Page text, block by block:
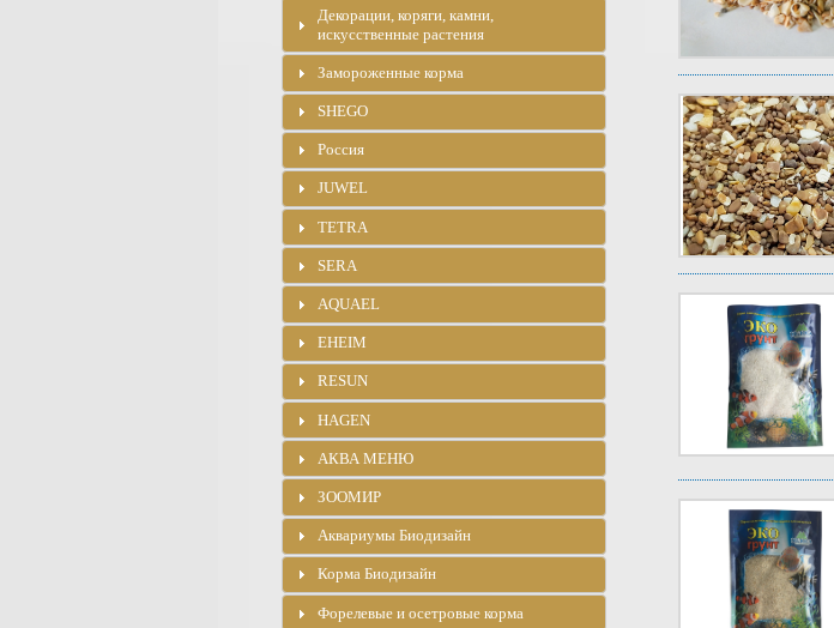
Декорации, коряги, камни,
искусственные растения
Замороженные корма
SHEGO
Россия
JUWEL
TETRA
SERA
AQUAEL
EHEIM
RESUN
HAGEN
АКВА МЕНЮ
ЗООМИР
Аквариумы Биодизайн
Корма Биодизайн
Форелевые и осетровые корма